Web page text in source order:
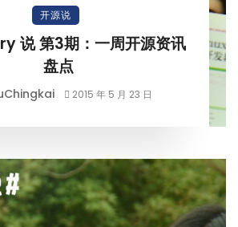
开源说
说 第3期：一周开源资讯
盘点
2015 年 5 月 23 日